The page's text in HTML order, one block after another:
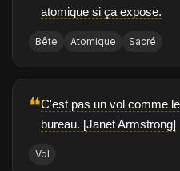
atomique si ça expose.
Bête Atomique Sacré
❝C'est pas un vol comme
bureau. [Janet Armstrong]
Vol